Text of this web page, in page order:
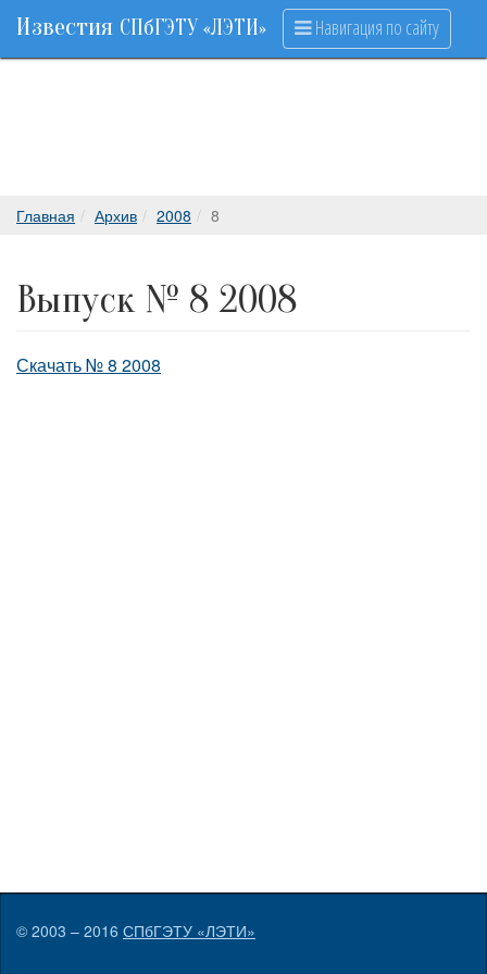
Известия СПбГЭТУ «ЛЭТИ» Навигация по сайту
Главная Архив 2008 8
Выпуск № 8 2008
Скачать № 8 2008
© 2003 – 2016 СПбГЭТУ «ЛЭТИ»